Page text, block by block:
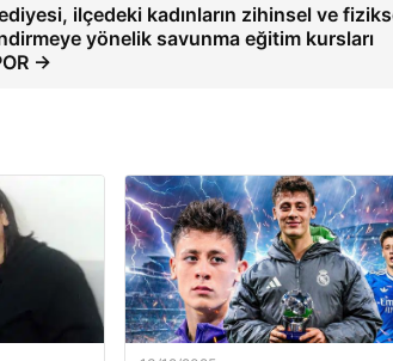
ilçedeki kadınların zihinsel ve
yönelik savunma eğitim kursları
→